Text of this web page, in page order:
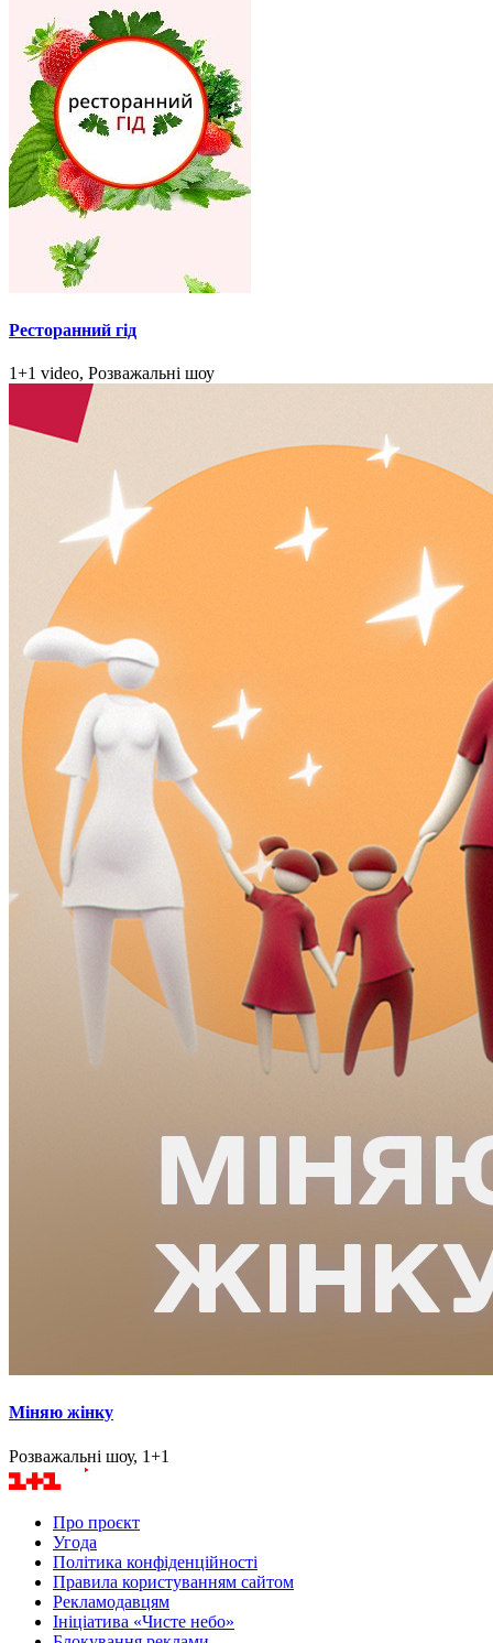
Ресторанний гід
1+1 video, Розважальні шоу
Міняю жінку
Розважальні шоу, 1+1
Про проєкт
Угода
Політика конфіденційності
Правила користуванням сайтом
Рекламодавцям
Ініціатива «Чисте небо»